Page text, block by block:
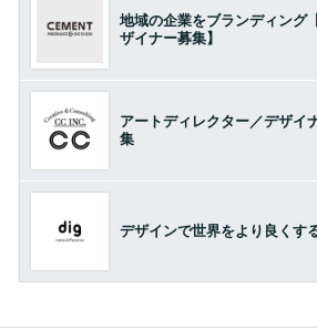
地域の企業をブランディング
ザイナー募集】
アートディレクター／デザイ
集
デザインで世界をより良くする